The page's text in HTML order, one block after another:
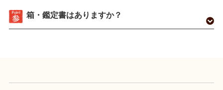
箱・鑑定書はありますか？